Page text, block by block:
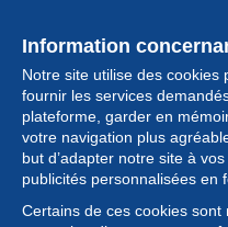
Information
Notre site utilise des cookies
fournir les services
plateforme, garder en
votre navigation plus
but d’adapter notre site à
publicités personnalisées en
Certains de ces cookies
Collection
Actualités